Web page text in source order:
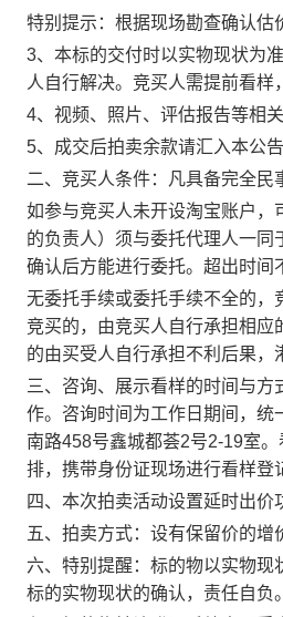
特别提示：根据现场勘查确认估
3、本标的交付时以实物现状为
人自行解决。竞买人需提前看
4、视频、照片、评估报告等相
5、成交后拍卖余款请汇入本公
二、竞买人条件：凡具备完全
如参与竞买人未开设淘宝账户，
的负责人）须与委托代理人一同
确认后方能进行委托。超出时间
无委托手续或委托手续不全的，
竞买的，由竞买人自行承担相应
的由买受人自行承担不利后果
三、咨询、展示看样的时间与方
作。咨询时间为工作日期间，
南路458号鑫城都荟2号2-19室
排，携带身份证现场进行看样登
四、本次拍卖活动设置延时出
五、拍卖方式：设有保留价的
六、特别提醒：标的物以实物
标的实物现状的确认，责任自负